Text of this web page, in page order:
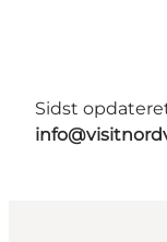
Sidst